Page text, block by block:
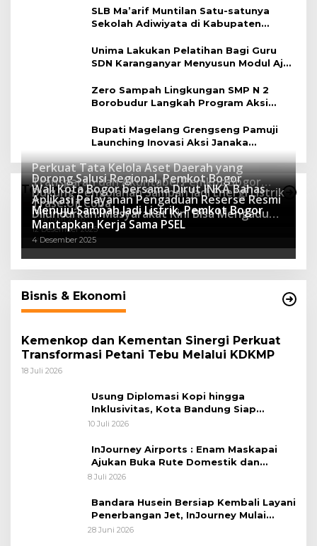
SLB Ma’arif Muntilan Satu-satunya
Sekolah Adiwiyata di Kabupaten
Unima Lakukan Pelatihan Bagi Guru
SDN Karanganyar Menyusun Modul Ajar
Zero Sampah Lingkungan SMP N 2
Borobudur Langkah Program Aksi
Bupati Magelang Grengseng Pamuji
Launching Inovasi Aksi Janaka
Program Sekolah Adiwiyata
Teknologi
Perkuat Tata Kelola Aset Daerah yang
Transparan dan Akuntabel Pemkot Bogor
Luncurkan SIMASDA
8 Juli 2026
Dorong Salusi Regional, Pemkot Bogor
Dukung Pengolahan Sampah Jadi Energi Listrik
8 April 2026
Wali Kota Bogor bersama Dirut INKA Bahas
Trase Uji Coba
7 Januari 2026
Aplikasi Pelayanan Pengaduan Reserse Resmi
Diluncurkan: Masyarakat Kini Bisa Mengadu
Lebih Cepat, Mudah, dan Terintegrasi
12 Desember 2025
Menuju Sampah Jadi Listrik, Pemkot Bogor
Mantapkan Kerja Sama PSEL
4 Desember 2025
Bisnis & Ekonomi
Kemenkop dan Kementan Sinergi Perkuat
Transformasi Petani Tebu Melalui KDKMP
18 Juli 2026
Usung Diplomasi Kopi hingga
Inklusivitas, Kota Bandung Siap
Sambut 25 Duta Besar di Festival Asia
10 Juli 2026
InJourney Airports : Enam Maskapai
Ajukan Buka Rute Domestik dan
Internasional dari Bandara Husein
8 Juli 2026
Bandara Husein Bersiap Kembali Layani
Penerbangan Jet, InJourney Mulai
Tahap Optimalisasi
28 Juni 2026